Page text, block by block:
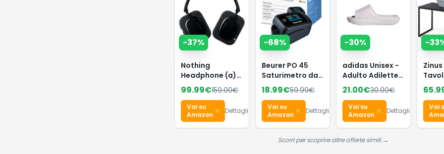
-37%
Nothing
Headphone (a)
Cuffie Wireless
Over Ear con
Cancellazione
Attiva del
Rumore, fino a
99.99€159.00€
Vai su
Amazon
Dettagli
-68%
Beurer PO 45
Saturimetro da
dito
Professionale
Certificato,
Monitoraggio
della
Ossigeno,
18.99€59.99€
Vai su
Amazon
Dettagli
-30%
adidas Unisex -
Adulto Adilette
Lumia Slides
Sandal, Distilled
Pink/crystal
white/dash grey,
40.5 EU
21.00€30.00€
Vai su
Amazon
Dettagli
-33
160 x
-
Vai
Scorri per scoprire altre offerte simili →